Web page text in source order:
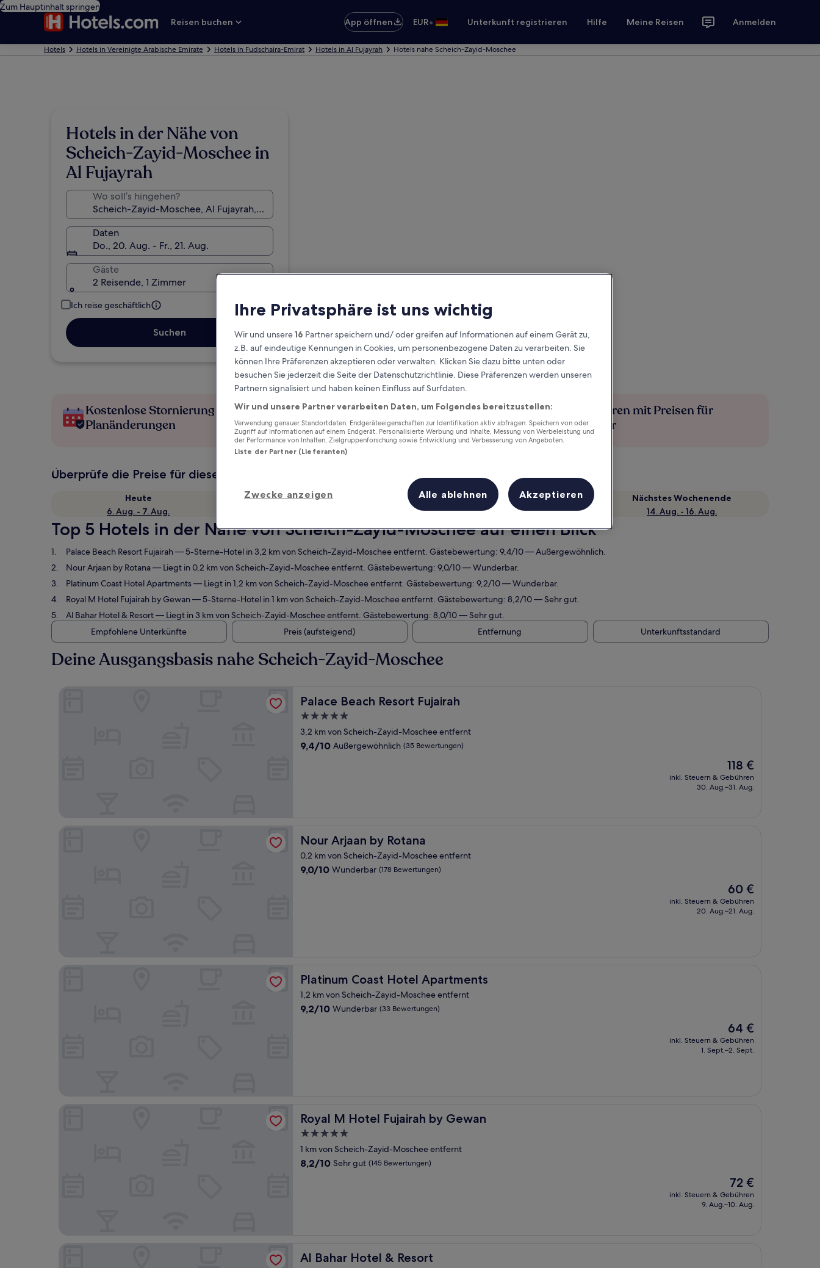
Zum Hauptinhalt springen
Reisen buchen
App öffnen EUR• Unterkunft registrieren Hilfe Meine Reisen Anmelden
Hotels Hotels in Vereinigte Arabische Emirate Hotels in Fudschaira-Emirat Hotels in Al Fujayrah Hotels nahe Scheich-Zayid-Moschee
Hotels in der Nähe von
Scheich-Zayid-Moschee in
Al Fujayrah
Wo soll’s hingehen?
Daten
Do., 20. Aug. - Fr., 21. Aug.
Gäste
2 Reisende, 1 Zimmer
Ich reise geschäftlich
Suchen
Kostenlose Stornierung bei
Planänderungen
Verdiene Prämien für jede
wahrgenommene Übernachtung
Mehr sparen mit Preisen für
Mitglieder
Überprüfe die Preise für diese Daten
Heute
6. Aug. - 7. Aug.
Morgen
Dieses Wochenende
7. Aug. - 9. Aug.
Nächstes Wochenende
14. Aug. - 16. Aug.
Top 5 Hotels in der Nähe von Scheich-Zayid-Moschee auf einen Blick
Palace Beach Resort Fujairah— 5-Sterne-Hotel in 3,2 km von Scheich-Zayid-Moschee entfernt. Gästebewertung: 9,4/10 — Außergewöhnlich.
Nour Arjaan by Rotana— Liegt in 0,2 km von Scheich-Zayid-Moschee entfernt. Gästebewertung: 9,0/10 — Wunderbar.
Platinum Coast Hotel Apartments— Liegt in 1,2 km von Scheich-Zayid-Moschee entfernt. Gästebewertung: 9,2/10 — Wunderbar.
Royal M Hotel Fujairah by Gewan— 5-Sterne-Hotel in 1 km von Scheich-Zayid-Moschee entfernt. Gästebewertung: 8,2/10 — Sehr gut.
Al Bahar Hotel & Resort— Liegt in 3 km von Scheich-Zayid-Moschee entfernt. Gästebewertung: 8,0/10 — Sehr gut.
Empfohlene Unterkünfte
Preis (aufsteigend) Entfernung Unterkunftsstandard
Deine Ausgangsbasis nahe Scheich-Zayid-Moschee
Palace Beach Resort Fujairah
Palace Beach Resort Fujairah
5.0-
Sterne-
Unterkunft
3,2 km von Scheich-Zayid-Moschee entfernt
9.4
9,4/10 Außergewöhnlich (35 Bewertungen)
Der
Preis
beträgt
118 €
inkl. Steuern & Gebühren
30. Aug.–31. Aug.
Nour Arjaan by Rotana
Nour Arjaan by Rotana
0,2 km von Scheich-Zayid-Moschee entfernt
9.0
9,0/10 Wunderbar (178 Bewertungen)
Der
Preis
beträgt
60 €
inkl. Steuern & Gebühren
20. Aug.–21. Aug.
Platinum Coast Hotel Apartments
Platinum Coast Hotel Apartments
1,2 km von Scheich-Zayid-Moschee entfernt
9.2
9,2/10 Wunderbar (33 Bewertungen)
Der
Preis
beträgt
64 €
inkl. Steuern & Gebühren
1. Sept.–2. Sept.
Royal M Hotel Fujairah by Gewan
Royal M Hotel Fujairah by Gewan
5.0-
Sterne-
Unterkunft
1 km von Scheich-Zayid-Moschee entfernt
8.2
8,2/10 Sehr gut (145 Bewertungen)
Der
Preis
beträgt
72 €
inkl. Steuern & Gebühren
9. Aug.–10. Aug.
Al Bahar Hotel & Resort
Al Bahar Hotel & Resort
Ihre Privatsphäre ist uns wichtig
Wir und unsere16 Partner speichern und/ oder greifen auf Informationen auf einem Gerät zu,
z.B. auf eindeutige Kennungen in Cookies, um personenbezogene Daten zu verarbeiten. Sie
können Ihre Präferenzen akzeptieren oder verwalten. Klicken Sie dazu bitte unten oder
besuchen Sie jederzeit die Seite der Datenschutzrichtlinie. Diese Präferenzen werden unseren
Partnern signalisiert und haben keinen Einfluss auf Surfdaten.
Wir und unsere Partner verarbeiten Daten, um Folgendes bereitzustellen:
Verwendung genauer Standortdaten. Endgeräteeigenschaften zur Identifikation aktiv abfragen. Speichern von oder
Zugriff auf Informationen auf einem Endgerät. Personalisierte Werbung und Inhalte, Messung von Werbeleistung und
der Performance von Inhalten, Zielgruppenforschung sowie Entwicklung und Verbesserung von Angeboten.
Liste der Partner (Lieferanten)
Zwecke anzeigen Alle ablehnen Akzeptieren